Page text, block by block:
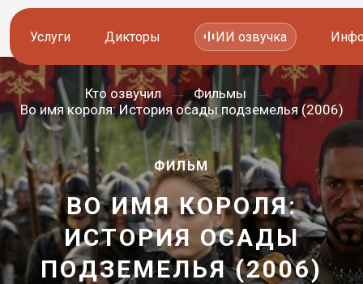
Услуги
Озвучка видео
Работа с аудио
Работа с текстом
Локализация и перевод
Другие услуги
Дикторы
Иностранные дикторы
Русские дикторы
Актеры озвучки
Контакты дикторов
ИИ голоса
ИИ озвучка
Кто озвучил
Фильмы
Во имя короля: История осады подземелья (2006)
ФИЛЬМ
ВО ИМЯ КОРОЛЯ:
ИСТОРИЯ ОСАДЫ
ПОДЗЕМЕЛЬЯ (2006)